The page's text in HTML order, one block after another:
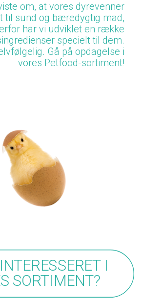
om, at vores dyrevenner
til sund og bæredygtig mad,
har vi udviklet en række
specielt til dem.
Gå på opdagelse i
vores Petfood-sortiment!
I
SORTIMENT?